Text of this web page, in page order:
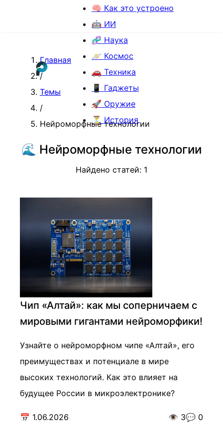
🧠 Как это устроено
🤖 ИИ
🧬 Наука
🪐 Космос
🚗 Техника
📱 Гаджеты
🚀 Оружие
⏳ История
Главная
/
Темы
/
Нейроморфные технологии
🌊 Нейроморфные технологии
Найдено статей: 1
Чип «Алтай»: как мы соперничаем с
мировыми гигантами нейроморфики!
Узнайте о нейроморфном чипе «Алтай», его
преимуществах и потенциале в мире
высоких технологий. Как это влияет на
будущее России в микроэлектронике?
📅 1.06.2026 👁️ 3💬 0